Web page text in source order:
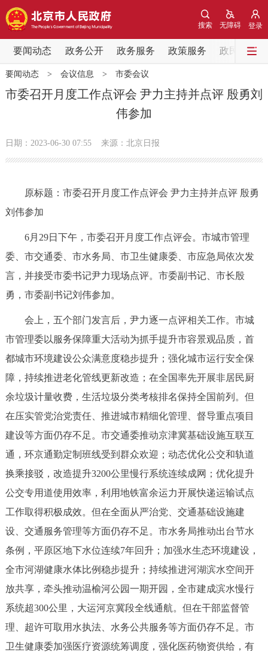
登录
无障碍
搜索
要闻动态 政务公开 政务服务 政策服务 政民互动
要闻动态
党中央精神 国务院信息
会议信息
市领导
决策公开 专题公开
政务服务
个人服务 法人服务 部门服务
便民服务 利企服务 投资项目
中介服务 阳光政务
12345网上接诉即办 我要咨询 我要建议
参与调查 在线访谈 图说互动
北京概况 十六区概览 人文北京
绿色北京 图说北京 视频北京
多语种
要闻动态> 会议信息 > 市委会议
市委召开月度工作点评会 尹力主持并点评 殷勇刘
伟参加
日期：2023-06-30 07:55 来源：北京日报
原标题：市委召开月度工作点评会 尹力主持并点评 殷勇
刘伟参加
6月29日下午，市委召开月度工作点评会。市城市管理
委、市交通委、市水务局、市卫生健康委、市应急局依次发
言，并接受市委书记尹力现场点评。市委副书记、市长殷
勇，市委副书记刘伟参加。
会上，五个部门发言后，尹力逐一点评相关工作。市城
市管理委以服务保障重大活动为抓手提升市容景观品质，首
都城市环境建设公众满意度稳步提升；强化城市运行安全保
障，持续推进老化管线更新改造；在全国率先开展非居民厨
余垃圾计量收费，生活垃圾分类考核排名保持全国前列。但
在压实管党治党责任、推进城市精细化管理、督导重点项目
建设等方面仍存不足。市交通委推动京津冀基础设施互联互
通，环京通勤定制班线受到群众欢迎；动态优化公交和轨道
换乘接驳，改造提升3200公里慢行系统连续成网；优化提升
公交专用道使用效率，利用地铁富余运力开展快递运输试点
工作取得积极成效。但在全面从严治党、交通基础设施建
设、交通服务管理等方面仍存不足。市水务局推动出台节水
条例，平原区地下水位连续7年回升；加强水生态环境建设，
全市河湖健康水体比例稳步提升；持续推进河湖滨水空间开
放共享，牵头推动温榆河公园一期开园，全市建成滨水慢行
系统超300公里，大运河京冀段全线通航。但在干部监督管
理、超许可取用水执法、水务公共服务等方面仍存不足。市
卫生健康委加强医疗资源统筹调度，强化医药物资供给，有